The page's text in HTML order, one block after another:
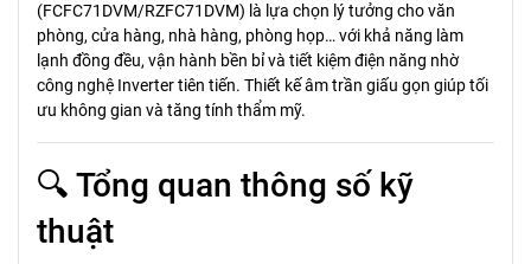
(FCFC71DVM/RZFC71DVM) là lựa chọn lý tưởng cho văn
phòng, cửa hàng, nhà hàng, phòng họp… với khả năng làm
lạnh đồng đều, vận hành bền bỉ và tiết kiệm điện năng nhờ
công nghệ Inverter tiên tiến. Thiết kế âm trần giấu gọn giúp tối
ưu không gian và tăng tính thẩm mỹ.
🔍 Tổng quan thông số kỹ
thuật